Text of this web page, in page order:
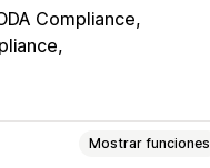
Compliance
Mostrar funciones